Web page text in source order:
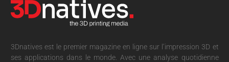
3Dnatives est le premier magazine en ligne sur l’impression 3D et
ses applications dans le monde. Avec une analyse quotidienne